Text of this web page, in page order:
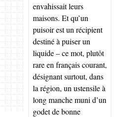
envahissait leurs
maisons. Et qu’un
puisoir est un récipient
destiné à puiser un
liquide – ce mot, plutôt
rare en français courant,
désignant surtout, dans
la région, un ustensile à
long manche muni d’un
godet de bonne